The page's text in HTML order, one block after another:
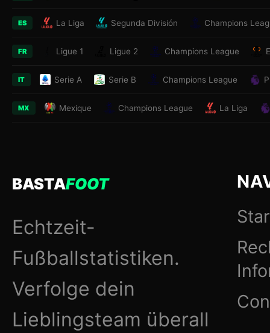
ES La Liga Segunda División Champions
FR Ligue 1 Ligue 2 Champions League
IT Serie A Serie B Champions League
MX Mexique Champions League La Liga
BASTAFOOT
Echtzeit-
Fußballstatistiken.
Verfolge dein
Lieblingsteam überall